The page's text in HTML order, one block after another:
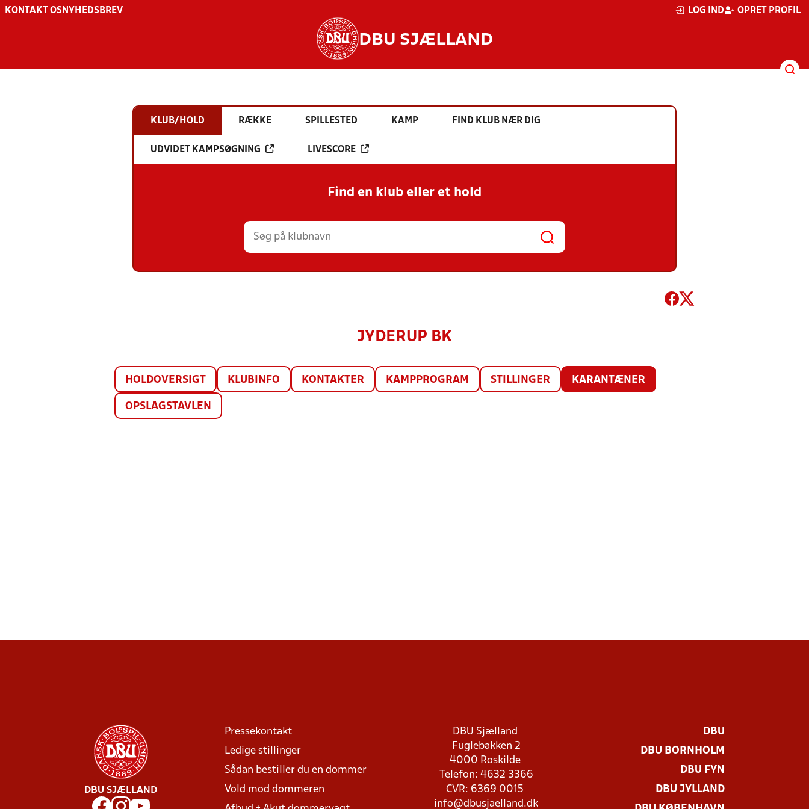
KONTAKT OS NYHEDSBREV LOG IND OPRET PROFIL
DBU SJÆLLAND
KLUB/HOLD RÆKKE SPILLESTED KAMP FIND KLUB NÆR DIG
UDVIDET KAMPSØGNING LIVESCORE
Find en klub eller et hold
JYDERUP BK
HOLDOVERSIGT KLUBINFO KONTAKTER KAMPPROGRAM STILLINGER KARANTÆNER
OPSLAGSTAVLEN
DBU SJÆLLAND
Pressekontakt
Ledige stillinger
Sådan bestiller du en dommer
Vold mod dommeren
DBU Sjælland
Fuglebakken 2
4000 Roskilde
Telefon: 4632 3366
CVR: 6369 0015
info@dbusjaelland.dk
DBU
DBU BORNHOLM
DBU FYN
DBU JYLLAND